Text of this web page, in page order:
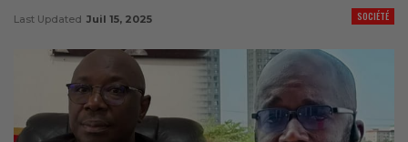
SOCIÉTÉ
Last Updated Juil 15, 2025